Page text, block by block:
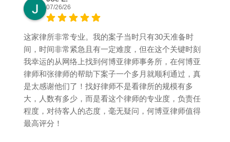
07/26/26
这家律所非常专业。我的案子当时只有30天准备时
间，时间非常紧急且有一定难度，但在这个关键时刻
我幸运的从网络上找到何博亚律师事务所，在何博亚
律师和张律师的帮助下案子一个多月就顺利通过，真
是太感谢他们了！找好律师不是看律所的规模有多
大，人数有多少，而是看这个律师的专业度，负责任
程度，对待客人的态度，毫无疑问，何博亚律师值得
最高评分！